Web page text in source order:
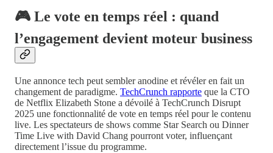
🎮 Le vote en temps réel : quand
l’engagement devient moteur business
Une annonce tech peut sembler anodine et révéler en fait un
changement de paradigme. TechCrunch rapporte que la CTO
de Netflix Elizabeth Stone a dévoilé à TechCrunch Disrupt
2025 une fonctionnalité de vote en temps réel pour le contenu
live. Les spectateurs de shows comme Star Search ou Dinner
Time Live with David Chang pourront voter, influençant
directement l’issue du programme.